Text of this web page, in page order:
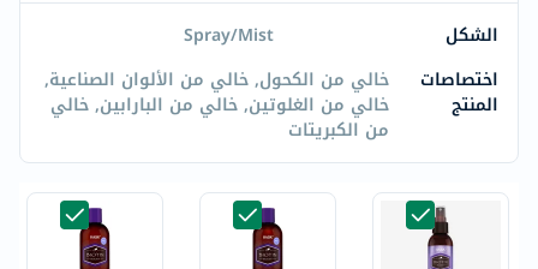
الشكل
Spray/Mist
اختصاصات
المنتج
خالي من الكحول, خالي من الألوان الصناعية,
خالي من الغلوتين, خالي من البارابين, خالي
من الكبريتات